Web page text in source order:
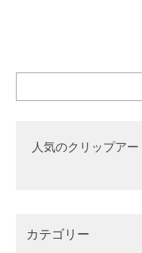
人気のクリップアー
カテゴリー